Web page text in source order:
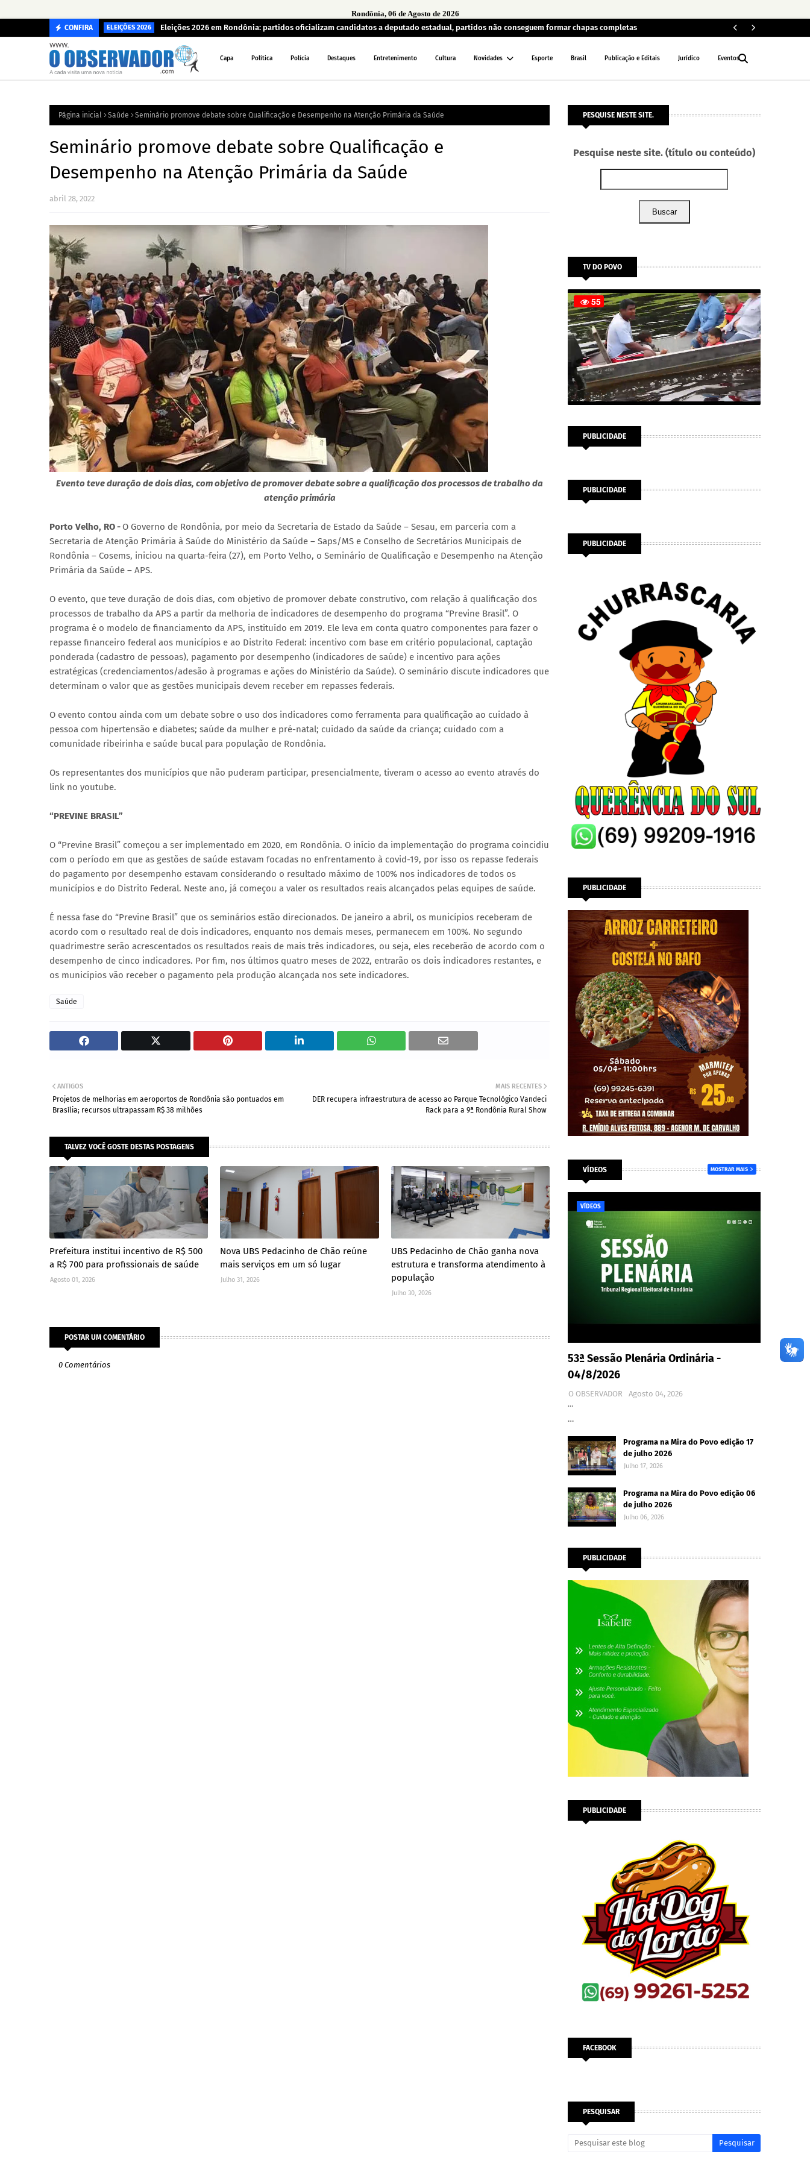
Rondônia, 06 de Agosto de 2026
CONFIRA ELEIÇÕES 2026 Eleições 2026 em Rondônia: partidos oficializam candidatos a deputado estadual, partidos não conseguem formar chapas completas
Capa Política Polícia Destaques Entretenimento Cultura Novidades Esporte Brasil Publicação e Editais Jurídico Eventos
Página inicial Saúde Seminário promove debate sobre Qualificação e Desempenho na Atenção Primária da Saúde
Seminário promove debate sobre Qualificação e
Desempenho na Atenção Primária da Saúde
abril 28, 2022
Evento teve duração de dois dias, com objetivo de promover debate sobre a qualificação dos processos de trabalho da
atenção primária
Porto Velho, RO- O Governo de Rondônia, por meio da Secretaria de Estado da Saúde – Sesau, em parceria com a
Secretaria de Atenção Primária à Saúde do Ministério da Saúde – Saps/MS e Conselho de Secretários Municipais de
Rondônia – Cosems, iniciou na quarta-feira (27), em Porto Velho, o Seminário de Qualificação e Desempenho na Atenção
Primária da Saúde – APS.
O evento, que teve duração de dois dias, com objetivo de promover debate construtivo, com relação à qualificação dos
processos de trabalho da APS a partir da melhoria de indicadores de desempenho do programa “Previne Brasil”. O
programa é o modelo de financiamento da APS, instituído em 2019. Ele leva em conta quatro componentes para fazer o
repasse financeiro federal aos municípios e ao Distrito Federal: incentivo com base em critério populacional, captação
ponderada (cadastro de pessoas), pagamento por desempenho (indicadores de saúde) e incentivo para ações
estratégicas (credenciamentos/adesão à programas e ações do Ministério da Saúde). O seminário discute indicadores que
determinam o valor que as gestões municipais devem receber em repasses federais.
O evento contou ainda com um debate sobre o uso dos indicadores como ferramenta para qualificação ao cuidado à
pessoa com hipertensão e diabetes; saúde da mulher e pré-natal; cuidado da saúde da criança; cuidado com a
comunidade ribeirinha e saúde bucal para população de Rondônia.
Os representantes dos municípios que não puderam participar, presencialmente, tiveram o acesso ao evento através do
link no youtube.
“PREVINE BRASIL”
O “Previne Brasil” começou a ser implementado em 2020, em Rondônia. O início da implementação do programa coincidiu
com o período em que as gestões de saúde estavam focadas no enfrentamento à covid-19, por isso os repasse federais
do pagamento por desempenho estavam considerando o resultado máximo de 100% nos indicadores de todos os
municípios e do Distrito Federal. Neste ano, já começou a valer os resultados reais alcançados pelas equipes de saúde.
É nessa fase do “Previne Brasil” que os seminários estão direcionados. De janeiro a abril, os municípios receberam de
acordo com o resultado real de dois indicadores, enquanto nos demais meses, permanecem em 100%. No segundo
quadrimestre serão acrescentados os resultados reais de mais três indicadores, ou seja, eles receberão de acordo com o
desempenho de cinco indicadores. Por fim, nos últimos quatro meses de 2022, entrarão os dois indicadores restantes, e
os municípios vão receber o pagamento pela produção alcançada nos sete indicadores.
Saúde
MAIS RECENTES
DER recupera infraestrutura de acesso ao Parque Tecnológico Vandeci
Rack para a 9ª Rondônia Rural Show
ANTIGOS
Projetos de melhorias em aeroportos de Rondônia são pontuados em
Brasília; recursos ultrapassam R$ 38 milhões
TALVEZ VOCÊ GOSTE DESTAS POSTAGENS
Prefeitura institui incentivo de R$ 500
a R$ 700 para profissionais de saúde
Agosto 01, 2026
Nova UBS Pedacinho de Chão reúne
mais serviços em um só lugar
Julho 31, 2026
UBS Pedacinho de Chão ganha nova
estrutura e transforma atendimento à
população
Julho 30, 2026
POSTAR UM COMENTÁRIO
0 Comentários
PESQUISE NESTE SITE.
Pesquise neste site. (título ou conteúdo)
Buscar
TV DO POVO
PUBLICIDADE
PUBLICIDADE
PUBLICIDADE
PUBLICIDADE
VÍDEOS MOSTRAR MAIS
VÍDEOS
53ª Sessão Plenária Ordinária -
04/8/2026
O OBSERVADOR
Agosto 04, 2026
…
…
Programa na Mira do Povo edição 17
de julho 2026
Julho 17, 2026
Programa na Mira do Povo edição 06
de julho 2026
Julho 06, 2026
PUBLICIDADE
PUBLICIDADE
FACEBOOK
PESQUISAR